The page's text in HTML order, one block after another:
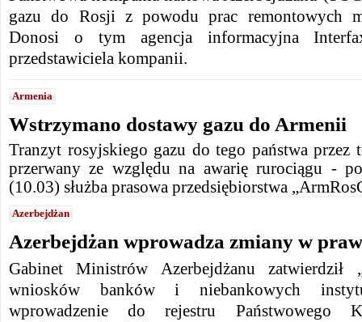
gazu do Rosji z powodu prac remontowych
Donosi o tym agencja informacyjna
przedstawiciela kompanii.
Armenia
Wstrzymano dostawy gazu do Armenii
Tranzyt rosyjskiego gazu do tego państwa przez
przerwany ze względu na awarię rurociągu -
(10.03) służba prasowa przedsiębiorstwa
Azerbejdżan
Azerbejdżan wprowadza zmiany w
Gabinet Ministrów Azerbejdżanu zatwierdził
wniosków banków i niebankowych
wprowadzenie do rejestru Państwowego